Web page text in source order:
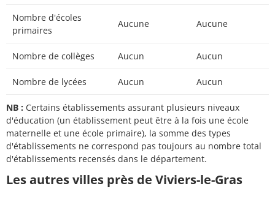
Nombre d'écoles
primaires
Aucune Aucune
Nombre de collèges Aucun Aucun
Nombre de lycées Aucun Aucun
NB : Certains établissements assurant plusieurs niveaux
d'éducation (un établissement peut être à la fois une école
maternelle et une école primaire), la somme des types
d'établissements ne correspond pas toujours au nombre total
d'établissements recensés dans le département.
Les autres villes près de Viviers-le-Gras